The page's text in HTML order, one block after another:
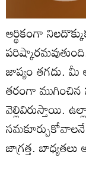
ఆర్థికంగా
జాప్యం తగదు. మీ
తరంగా ముగించిన
వెల్లివిరుస్తాయి.
జాగ్రత్త. బాధ్యతలు